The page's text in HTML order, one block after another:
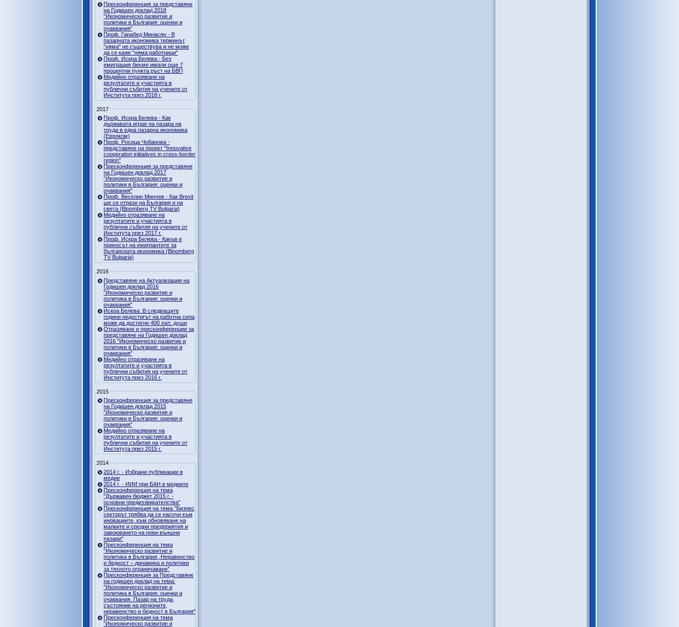
Пресконференция за представяне
на Годишен доклад 2018
"Икономическо развитие и
политики в България: оценки и
очаквания"
Проф. Гарабед Минасян - В
пазарната икономика терминът
"няма" не съществува и не може
да се каже "няма работници"
Проф. Искра Белева - Без
емиграция бихме имали още 7
процентни пункта ръст на БВП
Медийно отразяване на
резултатите и участията в
публични събития на учените от
Института през 2018 г.
2017
Проф. Искра Белева - Как
държавата играе на пазара на
труда в една пазарна икономика
(Евроком)
Проф. Росица Чобанова -
представяне на проект "Innovative
cooperation initiatives in cross-border
region"
Пресконференция за представяне
на Годишен доклад 2017
"Икономическо развитие и
политики в България: оценки и
очаквания"
Проф. Веселин Минчев - Как Brexit
ще се отрази на България и на
света (Bloomberg TV Bulgaria)
Медийно отразяване на
резултатите и участията в
публични събития на учените от
Института през 2017 г.
Проф. Искра Белева - Какъв е
приносът на емигрантите за
българската икономика (Bloomberg
TV Bulgaria)
2016
Представяне на Актуализация на
Годишен доклад 2016
"Икономическо развитие и
политика в България: оценки и
очаквания"
Искра Белева: В следващите
години недостигът на работна сила
може да достигне 400 хил. души
Отразяване и пресконференции за
представяне на Годишен доклад
2016 "Икономическо развитие и
политики в България: оценки и
очаквания"
Медийно отразяване на
резултатите и участията в
публични събития на учените от
Института през 2016 г.
2015
Пресконференция за представяне
на Годишен доклад 2015
"Икономическо развитие и
политики в България: оценки и
очаквания"
Медийно отразяване на
резултатите и участията в
публични събития на учените от
Института през 2015 г.
2014
2014 г. - Избрани публикации в
медии
2014 г. - ИИИ при БАН в медиите
Пресконференция на тема
"Държавен бюджет 2015 г. -
основни предиззвикателства"
Пресконференция на тема "Бизнес
секторът трябва да се насочи към
иновациите, към обновяване на
малките и средни предприятия и
завоюването на нови външни
пазари"
Пресконференция на тема
"Икономическо развитие и
политика в България „Неравенство
и бедност – динамика и политики
за тяхното ограничаване”
Пресконференция за Представяне
на годишен доклад на тема:
"Икономическо развитие и
политика в България: оценки и
очаквания. Пазар на труда,
състояние на регионите,
неравенство и бедност в България"
Пресконференция на тема
"Икономическо развитие и